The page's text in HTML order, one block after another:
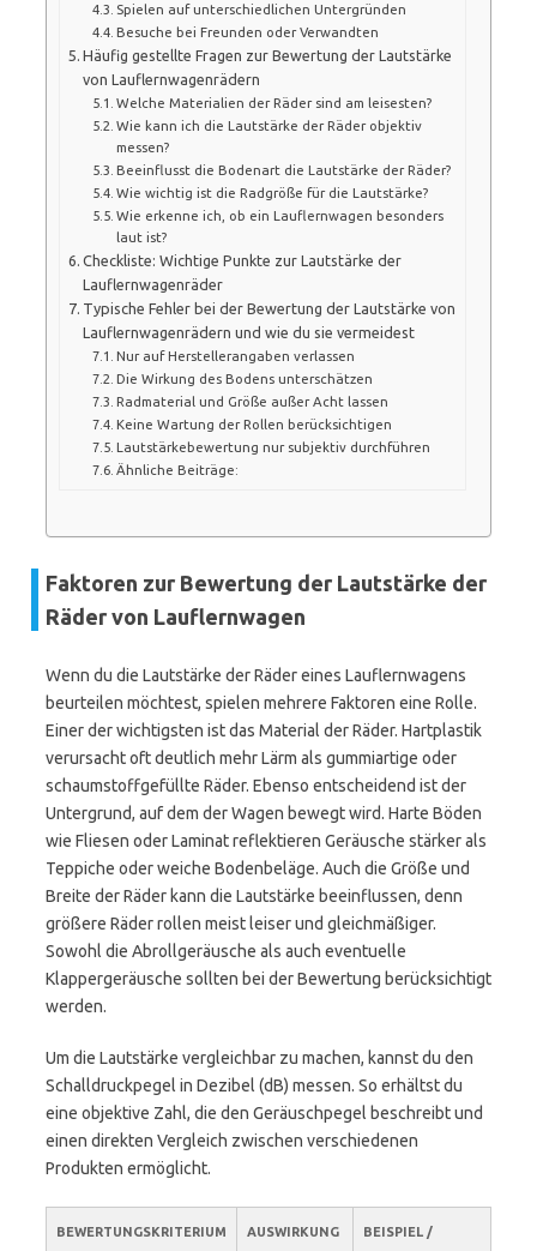
Spielen auf unterschiedlichen Untergründen
Besuche bei Freunden oder Verwandten
Häufig gestellte Fragen zur Bewertung der Lautstärke
von Lauflernwagenrädern
Welche Materialien der Räder sind am leisesten?
Wie kann ich die Lautstärke der Räder objektiv
messen?
Beeinflusst die Bodenart die Lautstärke der Räder?
Wie wichtig ist die Radgröße für die Lautstärke?
Wie erkenne ich, ob ein Lauflernwagen besonders
laut ist?
Checkliste: Wichtige Punkte zur Lautstärke der
Lauflernwagenräder
Typische Fehler bei der Bewertung der Lautstärke von
Lauflernwagenrädern und wie du sie vermeidest
Nur auf Herstellerangaben verlassen
Die Wirkung des Bodens unterschätzen
Radmaterial und Größe außer Acht lassen
Keine Wartung der Rollen berücksichtigen
Lautstärkebewertung nur subjektiv durchführen
Ähnliche Beiträge:
Faktoren zur Bewertung der Lautstärke der
Räder von Lauflernwagen
Wenn du die Lautstärke der Räder eines Lauflernwagens
beurteilen möchtest, spielen mehrere Faktoren eine Rolle.
Einer der wichtigsten ist das Material der Räder. Hartplastik
verursacht oft deutlich mehr Lärm als gummiartige oder
schaumstoffgefüllte Räder. Ebenso entscheidend ist der
Untergrund, auf dem der Wagen bewegt wird. Harte Böden
wie Fliesen oder Laminat reflektieren Geräusche stärker als
Teppiche oder weiche Bodenbeläge. Auch die Größe und
Breite der Räder kann die Lautstärke beeinflussen, denn
größere Räder rollen meist leiser und gleichmäßiger.
Sowohl die Abrollgeräusche als auch eventuelle
Klappergeräusche sollten bei der Bewertung berücksichtigt
werden.
Um die Lautstärke vergleichbar zu machen, kannst du den
Schalldruckpegel in Dezibel (dB) messen. So erhältst du
eine objektive Zahl, die den Geräuschpegel beschreibt und
einen direkten Vergleich zwischen verschiedenen
Produkten ermöglicht.
BEWERTUNGSKRITERIUM
AUSWIRKUNG
BEISPIEL /